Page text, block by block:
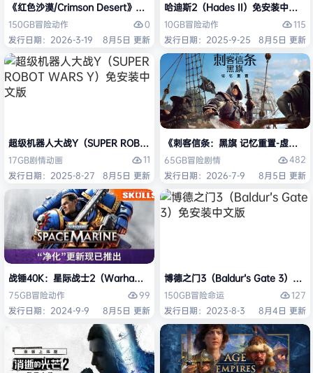
《红色沙漠/Crimson Desert》免安装中文版
150GB冒险动作
0
发行日期：2026-3-19
8月5日 更新
哈迪斯2（Hades II）免安装中文版
10GB冒险动作
115
发行日期：2025-9-25
8月5日 更新
超级机器人大战Y（SUPER ROBOT WARS Y）免安装中文版
17GB剧情动画
11
发行日期：2025-8-27
8月5日 更新
《刺客信条：黑旗 记忆重置-虚拟
65GB冒险剧情
482
发行日期：2026-7-9
8月5日 更新
战锤40K：星际战士2（Warhammer 40,000: Space Marine 2）免安装
75GB冒险动作
99
发行日期：2024-9-9
8月5日 更新
博德之门3（Baldur’s Gate 3）免安
150GB冒险命运
127
发行日期：2023-8-3
8月4日 更新